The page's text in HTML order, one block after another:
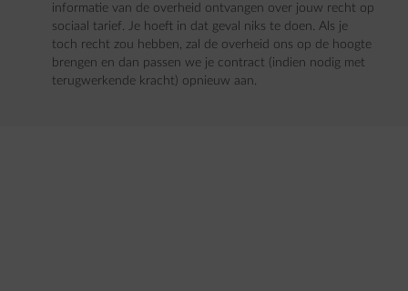
informatie van de overheid ontvangen over jouw recht op
sociaal tarief. Je hoeft in dat geval niks te doen. Als je
toch recht zou hebben, zal de overheid ons op de hoogte
brengen en dan passen we je contract (indien nodig met
terugwerkende kracht) opnieuw aan.​